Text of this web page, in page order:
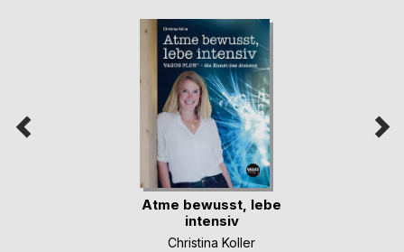
Atme bewusst, lebe
intensiv
Christina Koller